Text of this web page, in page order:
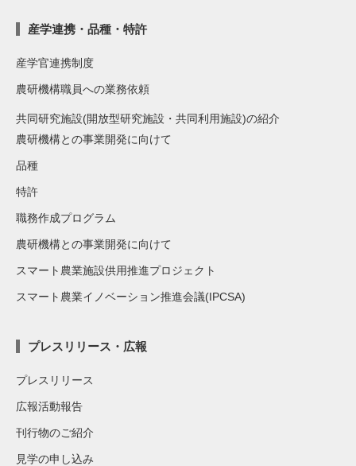
産学連携・品種・特許
産学官連携制度
農研機構職員への業務依頼
共同研究施設(開放型研究施設・共同利用施設)の紹介
農研機構との事業開発に向けて
品種
特許
職務作成プログラム
農研機構との事業開発に向けて
スマート農業施設供用推進プロジェクト
スマート農業イノベーション推進会議(IPCSA)
プレスリリース・広報
プレスリリース
広報活動報告
刊行物のご紹介
見学の申し込み